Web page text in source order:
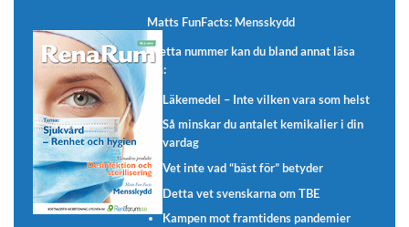
Matts FunFacts: Mensskydd
I detta nummer kan du bland annat läsa
om:
Läkemedel – Inte vilken vara som helst
Så minskar du antalet kemikalier i din
vardag
Vet inte vad “bäst för” betyder
Detta vet svenskarna om TBE
Kampen mot framtidens pandemier